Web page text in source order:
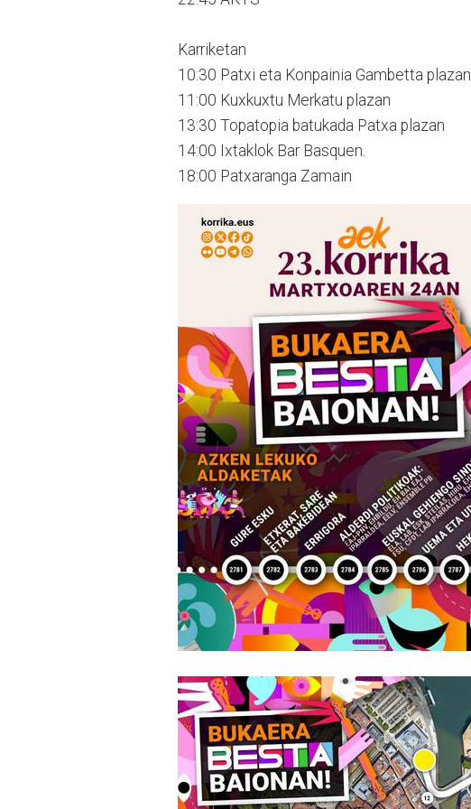
Karriketan
10:30 Patxi eta Konpainia Gambetta plazan
11:00 Kuxkuxtu Merkatu plazan
13:30 Topatopia batukada Patxa plazan
14:00 Ixtaklok Bar Basquen.
18:00 Patxaranga Zamain